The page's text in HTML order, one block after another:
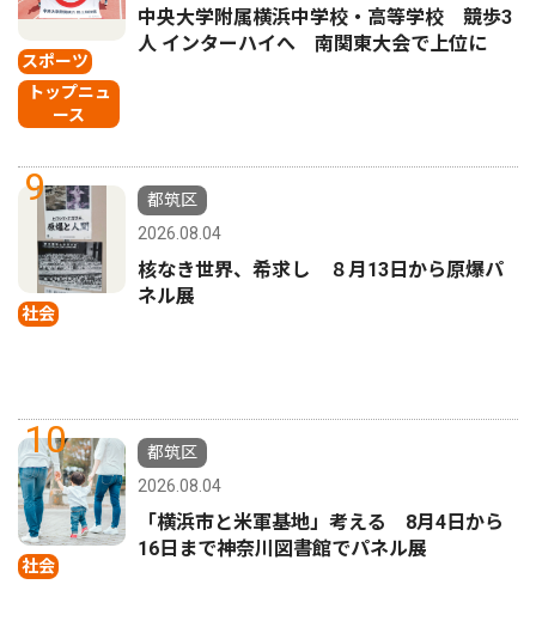
スポーツ
トップニュ
ース
中央大学附属横浜中学校・高等学校 競歩3
人 インターハイへ 南関東大会で上位に
9
社会
都筑区
2026.08.04
核なき世界、希求し ８月13日から原爆パ
ネル展
10
社会
都筑区
2026.08.04
「横浜市と米軍基地」考える 8月4日から
16日まで神奈川図書館でパネル展